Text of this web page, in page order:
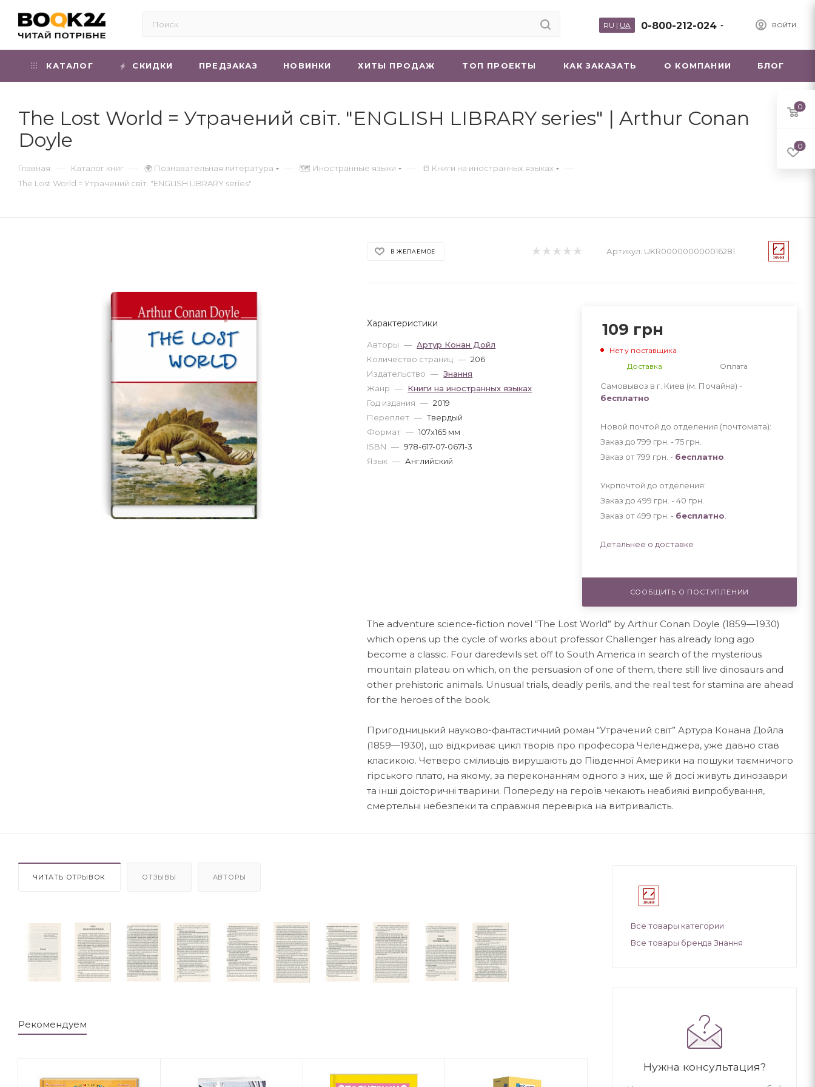
ВОЙТИ
0-800-212-024
RU | UA
КАТАЛОГ СКИДКИ ПРЕДЗАКАЗ НОВИНКИ ХИТЫ ПРОДАЖ ТОП ПРОЕКТЫ КАК ЗАКАЗАТЬ О КОМПАНИИ БЛОГ
The Lost World = Утрачений світ. "ENGLISH LIBRARY series" | Arthur Conan
Doyle
Главная — Каталог книг — 🌍 Познавательная литература — 🗺 Иностранные языки — 📒 Книги на иностранных языках —
The Lost World = Утрачений світ. "ENGLISH LIBRARY series"
В ЖЕЛАЕМОЕ Артикул: UKR000000000016281
Характеристики
Авторы — Артур Конан Дойл
Количество страниц — 206
Издательство — Знання
Жанр — Книги на иностранных языках
Год издания — 2019
Переплет — Твердый
Формат — 107x165 мм
ISBN — 978-617-07-0671-3
Язык — Английский
109 грн
Нет у поставщика
Доставка
Оплата
Самовывоз в г. Киев (м. Почайна) -
бесплатно
Новой почтой до отделения (почтомата):
Заказ до 799 грн. - 75 грн
Заказ от 799 грн. - бесплатно
Укрпочтой до отделения:
Заказ до 499 грн. - 40 грн
Заказ от 499 грн. - бесплатно
Детальнее о доставке
СООБЩИТЬ О ПОСТУПЛЕНИИ
The adventure science-fiction novel “The Lost World” by Arthur Conan Doyle (1859—1930)
which opens up the cycle of works about professor Challenger has already long ago
become a classic. Four daredevils set off to South America in search of the mysterious
mountain plateau on which, on the persuasion of one of them, there still live dinosaurs and
other prehistoric animals. Unusual trials, deadly perils, and the real test for stamina are ahead
for the heroes of the book.
Пригодницький науково-фантастичний роман “Утрачений світ” Артура Конана Дойла
(1859—1930), що відкриває цикл творів про професора Челенджера, уже давно став
класикою. Четверо сміливців вирушають до Південної Америки на пошуки таємничого
гірського плато, на якому, за переконанням одного з них, ще й досі живуть динозаври
та інші доісторичні тварини. Попереду на героїв чекають неабиякі випробування,
смертельні небезпеки та справжня перевірка на витривалість.
ЧИТАТЬ ОТРЫВОК ОТЗЫВЫ АВТОРЫ
Рекомендуем
Все товары категории
Все товары бренда Знання
Нужна консультация?
0
0